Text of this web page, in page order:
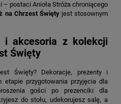
postaci Anioła Stróża chroniącego
na Chrzest Święty jest stosownym
i akcesoria z kolekcji
Święty
Święty? Dekoracje, prezenty i
etapie przygotowania przyjęcia dla
gości po prezenciki dla
do stołu, udekorujesz salę, a